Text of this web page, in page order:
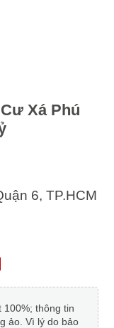
Xá Phú
6, TP.HCM
thông tin
ảo. Vì lý do bảo